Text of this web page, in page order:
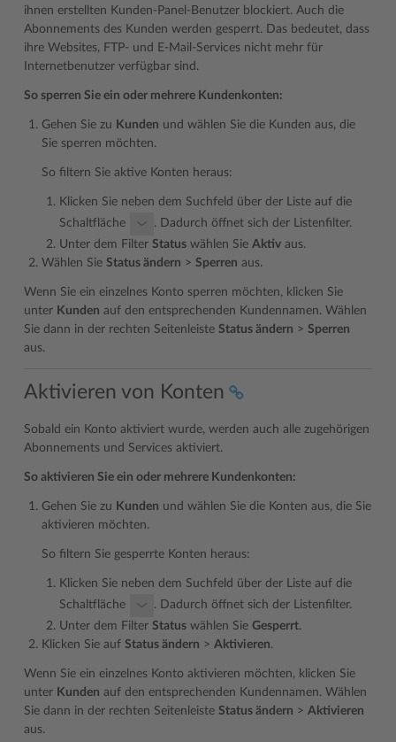
ihnen erstellten Kunden-Panel-Benutzer blockiert. Auch die
Abonnements des Kunden werden gesperrt. Das bedeutet, dass
ihre Websites, FTP- und E-Mail-Services nicht mehr für
Internetbenutzer verfügbar sind.
So sperren Sie ein oder mehrere Kundenkonten:
Gehen Sie zu Kunden und wählen Sie die Kunden aus, die
Sie sperren möchten.
So filtern Sie aktive Konten heraus:
Klicken Sie neben dem Suchfeld über der Liste auf die
Schaltfläche
. Dadurch öffnet sich der Listenfilter.
Unter dem Filter Status wählen Sie Aktiv aus.
Wählen Sie Status ändern > Sperren aus.
Wenn Sie ein einzelnes Konto sperren möchten, klicken Sie
unter Kunden auf den entsprechenden Kundennamen. Wählen
Sie dann in der rechten Seitenleiste Status ändern > Sperren
aus.
Aktivieren von Konten
Sobald ein Konto aktiviert wurde, werden auch alle zugehörigen
Abonnements und Services aktiviert.
So aktivieren Sie ein oder mehrere Kundenkonten:
Gehen Sie zu Kunden und wählen Sie die Konten aus, die Sie
aktivieren möchten.
So filtern Sie gesperrte Konten heraus:
Klicken Sie neben dem Suchfeld über der Liste auf die
Schaltfläche
. Dadurch öffnet sich der Listenfilter.
Unter dem Filter Status wählen Sie Gesperrt.
Klicken Sie auf Status ändern > Aktivieren.
Wenn Sie ein einzelnes Konto aktivieren möchten, klicken Sie
unter Kunden auf den entsprechenden Kundennamen. Wählen
Sie dann in der rechten Seitenleiste Status ändern > Aktivieren
aus.